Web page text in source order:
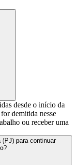
desde o início da
demitida nesse
ou receber uma
(PJ) para continuar